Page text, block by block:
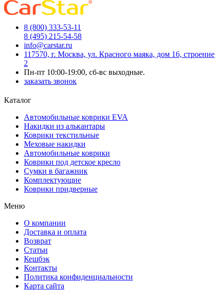
8 (800) 333-53-11
8 (495) 215-54-58
info@carstar.ru
117570, г. Москва, ул. Красного маяка, дом 16, строение
2
Пн-пт 10:00-19:00, сб-вс выходные.
заказать звонок
Каталог
Автомобильные коврики EVA
Накидки из алькантары
Коврики текстильные
Меховые накидки
Автомобильные коврики
Коврики под детское кресло
Сумки в багажник
Комплектующие
Коврики придверные
Меню
О компании
Доставка и оплата
Возврат
Статьи
Кешбэк
Контакты
Политика конфиденциальности
Карта сайта